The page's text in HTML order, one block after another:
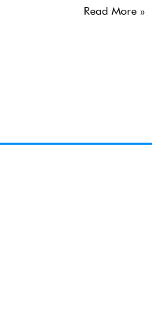
Read More »